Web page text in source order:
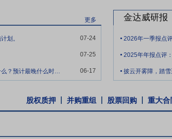
更多
划。 07-24
07-25
您好。请问公司开发饮料项目一直延期的原因是什么？预计最晚什么时候可铺货？ 06-17
金达威研报
. 2026年一季报点
. 2025年年报点评
. 披云开雾障，踏
股权质押 并购重组 股票回购 重大合